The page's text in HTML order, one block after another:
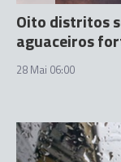
Oito distritos
aguaceiros
28 Mai 06:00